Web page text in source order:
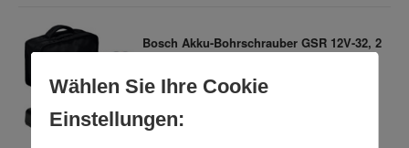
Bosch Akku-Bohrschrauber GSR 12V-32, 2
Art.-Nr. 89993329
Lieferungbisübermorgen
Wählen Sie Ihre Cookie
Einstellungen: